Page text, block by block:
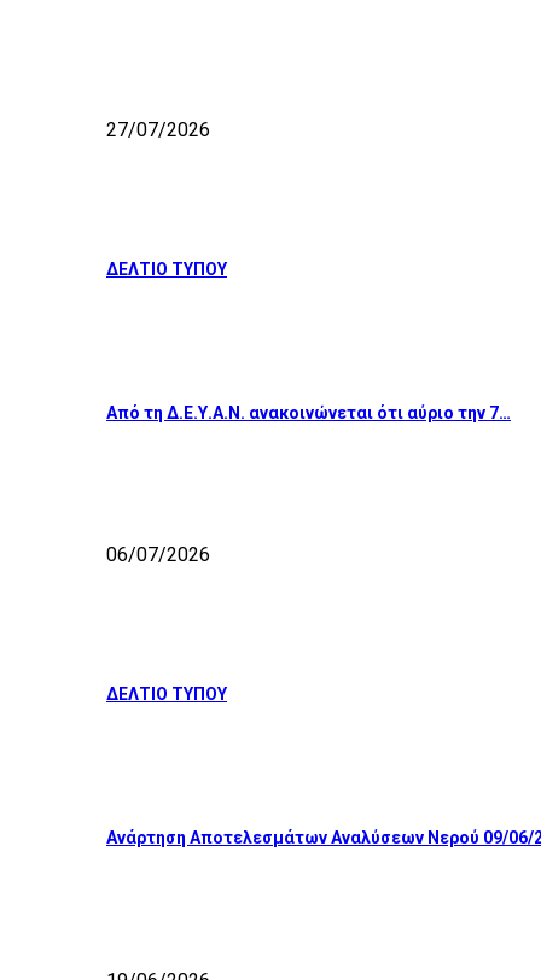
27/07/2026
ΔΕΛΤΙΟ ΤΥΠΟΥ
Από τη Δ.Ε.Υ.Α.Ν. ανακοινώνεται ότι αύριο την 7…
06/07/2026
ΔΕΛΤΙΟ ΤΥΠΟΥ
Ανάρτηση Αποτελεσμάτων Αναλύσεων Νερού 09/06/